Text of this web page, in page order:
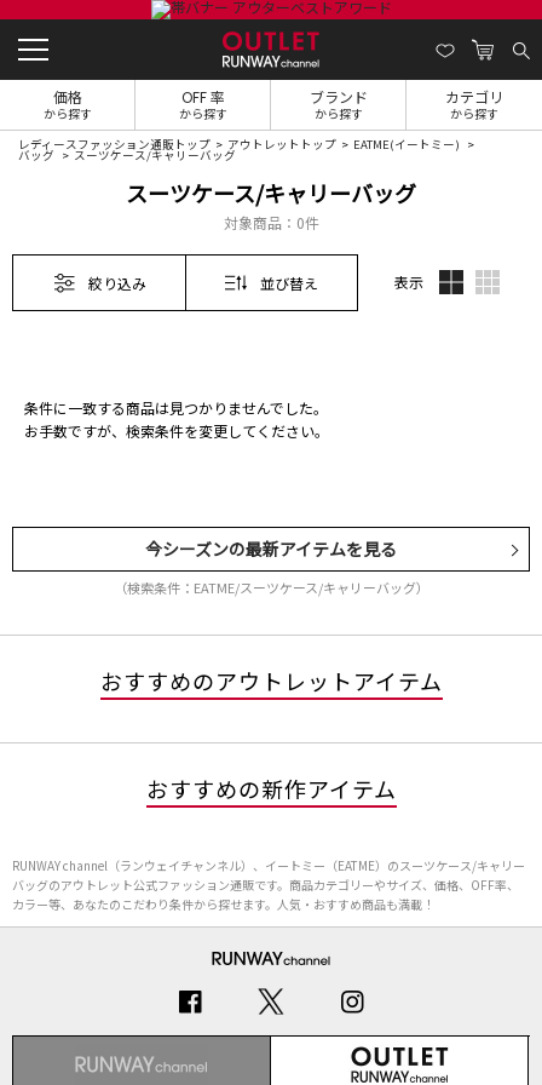
価格
から探す
OFF 率
から探す
ブランド
から探す
カテゴリ
から探す
レディースファッション通販トップ アウトレットトップ EATME(イートミー)
バッグ スーツケース/キャリーバッグ
スーツケース/キャリーバッグ
対象商品： 0件
絞り込み 並び替え 表示
条件に一致する商品は見つかりませんでした。
お手数ですが、検索条件を変更してください。
今シーズンの最新アイテムを見る
（検索条件：EATME/スーツケース/キャリーバッグ）
おすすめのアウトレットアイテム
おすすめの新作アイテム
RUNWAY channel（ランウェイチャンネル）、イートミー（EATME）のスーツケース/キャリー
バッグのアウトレット公式ファッション通販です。商品カテゴリーやサイズ、価格、OFF率、
カラー等、あなたのこだわり条件から探せます。人気・おすすめ商品も満載！